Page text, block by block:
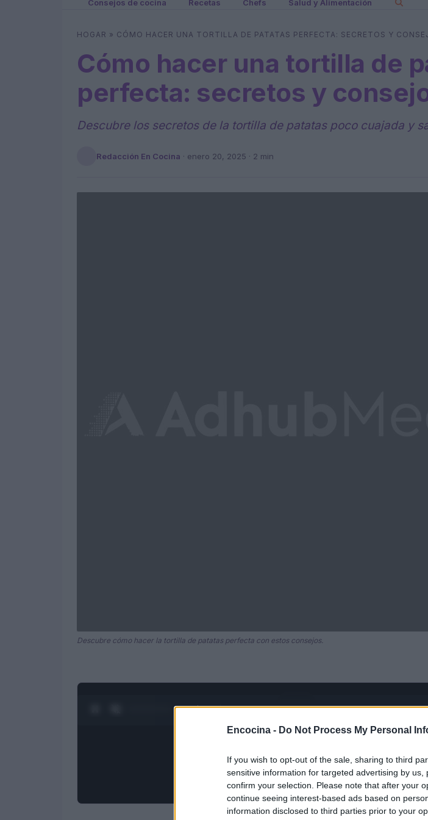
Encocina - Do Not Process My Personal
If you wish to opt-out of the sale, sharing to third
sensitive information for targeted advertising by
confirm your selection. Please note that after your
continue seeing interest-based ads based on
information disclosed to third parties prior to your
Consejos de cocina Recetas Chefs Salud y Alimentación
HOGAR » CÓMO HACER UNA TORTILLA DE PATATAS PERFECTA: SECRETOS Y
Cómo hacer una tortilla de
perfecta: secretos y
Descubre los secretos de la tortilla de patatas poco cuajada y
Redacción En Cocina · enero 20, 2025 · 2 min
Descubre cómo hacer la tortilla de patatas perfecta con estos consejos.
0:27 / 3:55 1/4 POWERED